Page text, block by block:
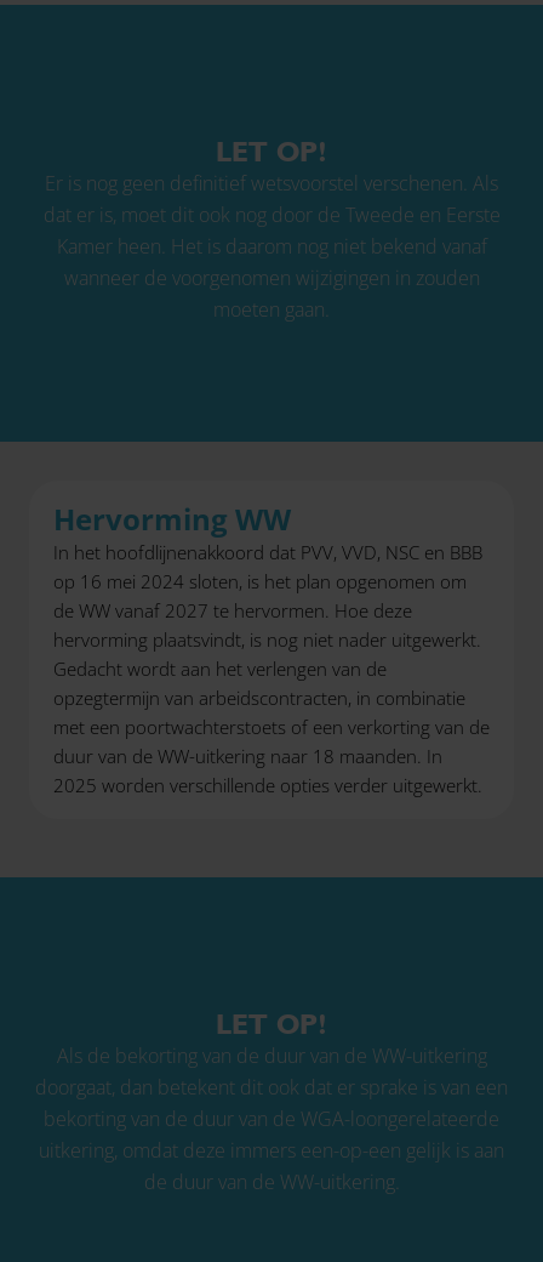
LET OP!
Er is nog geen definitief wetsvoorstel verschenen. Als
dat er is, moet dit ook nog door de Tweede en Eerste
Kamer heen. Het is daarom nog niet bekend vanaf
wanneer de voorgenomen wijzigingen in zouden
moeten gaan.
Hervorming WW
In het hoofdlijnenakkoord dat PVV, VVD, NSC en BBB
op 16 mei 2024 sloten, is het plan opgenomen om
de WW vanaf 2027 te hervormen. Hoe deze
hervorming plaatsvindt, is nog niet nader uitgewerkt.
Gedacht wordt aan het verlengen van de
opzegtermijn van arbeidscontracten, in combinatie
met een poortwachterstoets of een verkorting van de
duur van de WW-uitkering naar 18 maanden. In
2025 worden verschillende opties verder uitgewerkt.
LET OP!
Als de bekorting van de duur van de WW-uitkering
doorgaat, dan betekent dit ook dat er sprake is van een
bekorting van de duur van de WGA-loongerelateerde
uitkering, omdat deze immers een-op-een gelijk is aan
de duur van de WW-uitkering.